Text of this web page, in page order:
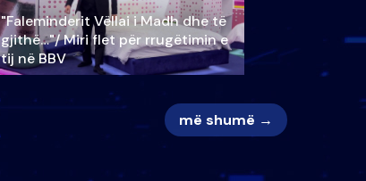
"Faleminderit Vëllai i Madh dhe të
gjithë…"/ Miri flet për rrugëtimin e
tij në BBV
më shumë →